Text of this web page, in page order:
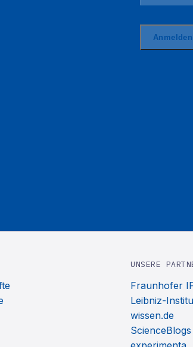
UNSERE
Fraunhofer
Leibniz-
wissen.de
ScienceBlogs